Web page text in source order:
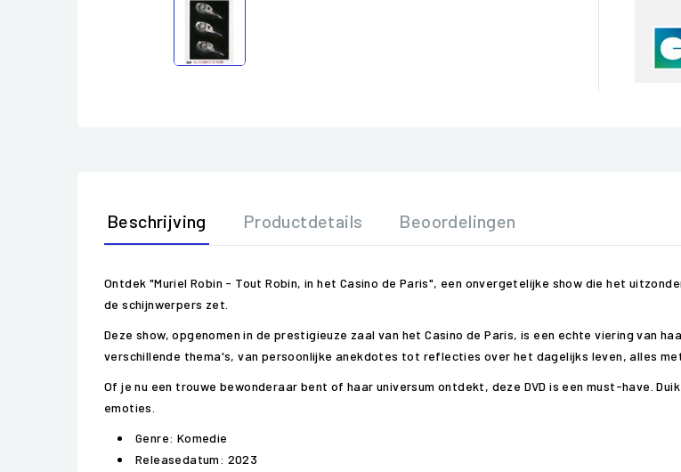
Beschrijving Productdetails Beoordelingen
Ontdek "Muriel Robin - Tout Robin, in het Casino de Paris", een onvergetelijke show die het
de schijnwerpers zet.
Deze show, opgenomen in de prestigieuze zaal van het Casino de Paris, is een echte viering van
verschillende thema's, van persoonlijke anekdotes tot reflecties over het dagelijks leven, alles
Of je nu een trouwe bewonderaar bent of haar universum ontdekt, deze DVD is een must-have.
emoties.
Genre: Komedie
Releasedatum: 2023